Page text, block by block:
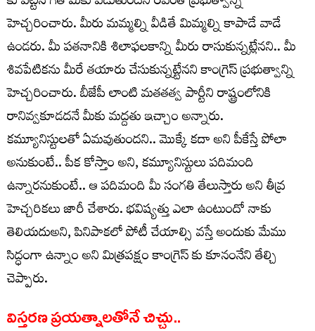
హెచ్చరించారు. మీరు మమ్మల్ని వీడితే మిమ్మల్ని కాపాడే వాడే
ఉండరు. మీ పతనానికి శిలాఫలకాన్ని మీరు రాసుకున్నట్లేనని.. మీ
శివపేటికను మీరే తయారు చేసుకున్నట్టేనని కాంగ్రెస్ ప్రభుత్వాన్ని
హెచ్చరించారు. బీజేపీ లాంటి మతతత్వ పార్టీని రాష్ట్రంలోనికి
రానివ్వకూడదనే మీకు మద్దతు ఇచ్చాం అన్నారు.
కమ్యూనిస్టులతో ఏమవుతుందని.. మొక్కే కదా అని పీకేస్తే పోలా
అనుకుంటే.. పీక కోస్తాం అని, కమ్యూనిస్టులు పదిమంది
ఉన్నారనుకుంటే.. ఆ పదిమంది మీ సంగతి తేలుస్తారు అని తీవ్ర
హెచ్చరికలు జారీ చేశారు. భవిష్యత్తు ఎలా ఉంటుందో నాకు
తెలియదుఅని, పినిపాకలో పోటీ చేయాల్సి వస్తే అందుకు మేము
సిద్ధంగా ఉన్నాం అని మిత్రపక్షం కాంగ్రెస్ కు కూనంనేని తేల్చి
చెప్పారు.
విస్తరణ ప్రయత్నాలతోనే చిచ్చు..